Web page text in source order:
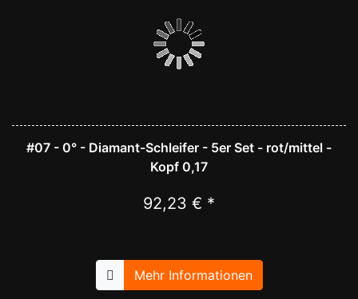
#07 - 0° - Diamant-Schleifer - 5er Set - rot/mittel -
Kopf 0,17
92,23 € *
Mehr Informationen